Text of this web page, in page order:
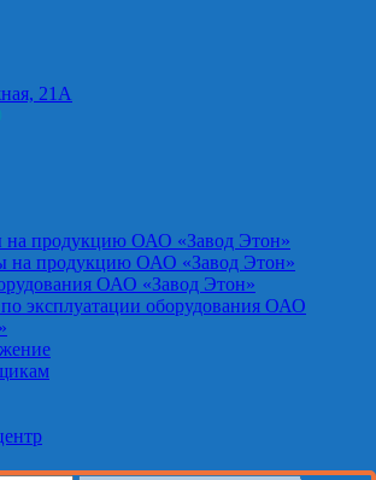
21А
на продукцию ОАО «Завод Этон»
на продукцию ОАО «Завод Этон»
ОАО «Завод Этон»
по эксплуатации оборудования ОАО